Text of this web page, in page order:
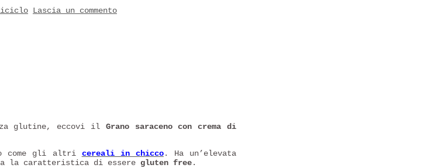
Lascia un commento
glutine, eccovi il Grano saraceno con crema di
come gli altri cereali in chicco. Ha un’elevata
la caratteristica di essere gluten free.